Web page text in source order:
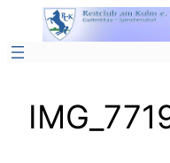
Inhalt
springen